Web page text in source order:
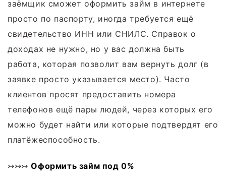
заёмщик сможет оформить займ в интернете
просто по паспорту, иногда требуется ещё
свидетельство ИНН или СНИЛС. Справок о
доходах не нужно, но у вас должна быть
работа, которая позволит вам вернуть долг (в
заявке просто указывается место). Часто
клиентов просят предоставить номера
телефонов ещё пары людей, через которых его
можно будет найти или которые подтвердят его
платёжеспособность.
↣↣↣Оформить займ под 0%